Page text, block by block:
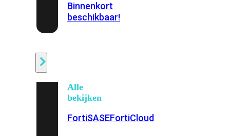
Binnenkort
beschikbaar!
Alle
bekijken
FortiSASEFortiCloud